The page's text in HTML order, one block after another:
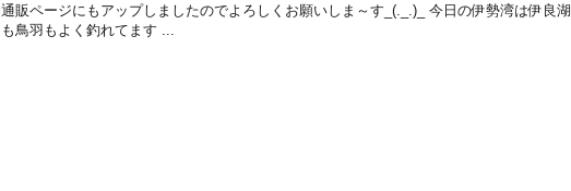
通販ページにもアップしましたのでよろしくお願いしま～す_(._.)_ 今日の伊勢湾は伊良湖
も鳥羽もよく釣れてます ...